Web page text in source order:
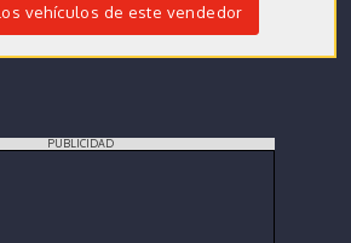
vehículos de este vendedor
PUBLICIDAD